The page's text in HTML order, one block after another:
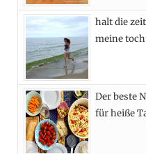
halt die
meine
Der beste
für heiße